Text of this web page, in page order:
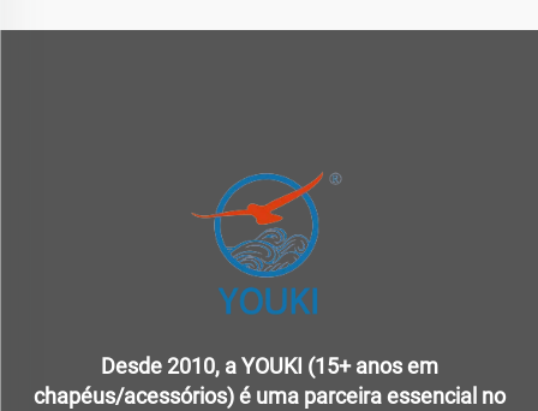
Desde 2010, a YOUKI (15+ anos em
chapéus/acessórios) é uma parceira essencial no